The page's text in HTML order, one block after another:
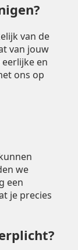
van de
van jouw
en
ons op
we
een
je precies